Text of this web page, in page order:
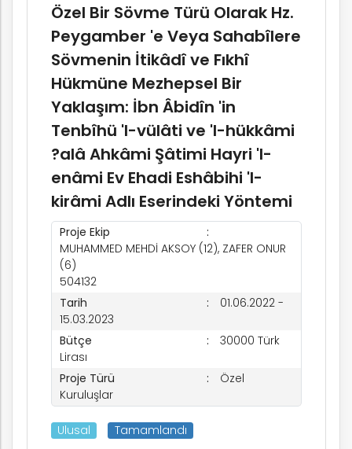
Özel Bir Sövme Türü Olarak Hz.
Peygamber 'e Veya Sahabîlere
Sövmenin İtikâdî ve Fıkhî
Hükmüne Mezhepsel Bir
Yaklaşım: İbn Âbidîn 'in
Tenbîhü 'l-vülâti ve 'l-hükkâmi
?alâ Ahkâmi Şâtimi Hayri 'l-
enâmi Ev Ehadi Eshâbihi 'l-
kirâmi Adlı Eserindeki Yöntemi
Proje Ekip
MUHAMMED MEHDİ AKSOY (12), ZAFER ONUR
(6)
504132
Tarih
01.06.2022 -
15.03.2023
Bütçe
30000 Türk
Lirası
Proje Türü
Özel
Kuruluşlar
Ulusal Tamamlandı